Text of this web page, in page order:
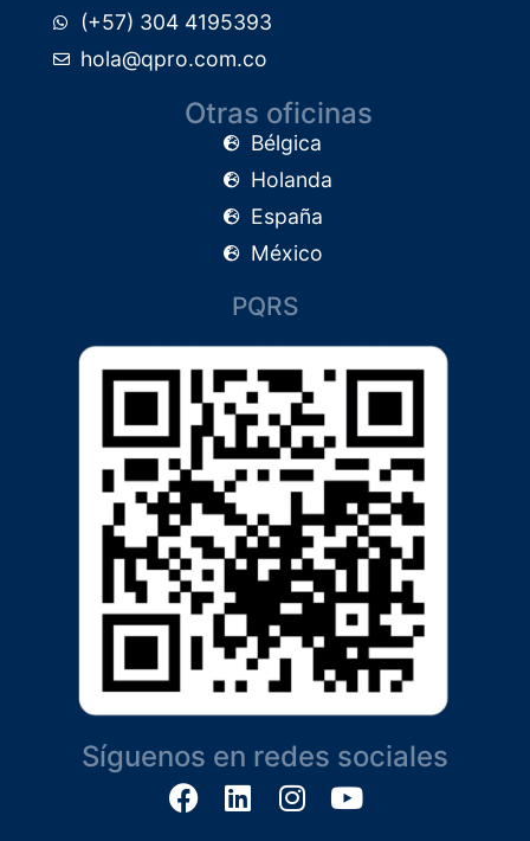
(+57) 304 4195393
hola@qpro.com.co
Otras oficinas
Bélgica
Holanda
España
México
PQRS
Síguenos en redes sociales